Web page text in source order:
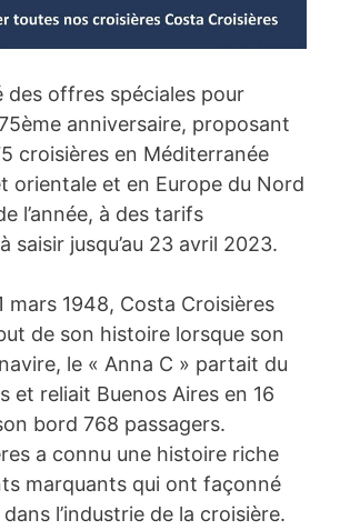
des offres spéciales pour
anniversaire, proposant
croisières en Méditerranée
orientale et en Europe du Nord
l’année, à des tarifs
saisir jusqu’au 23 avril 2023.
mars 1948, Costa Croisières
de son histoire lorsque son
le « Anna C » partait du
et reliait Buenos Aires en 16
bord 768 passagers.
a connu une histoire riche
marquants qui ont façonné
l’industrie de la croisière.